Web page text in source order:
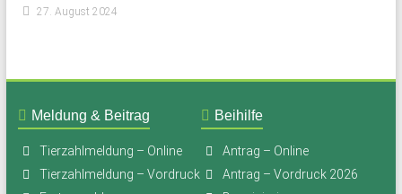
27. August 2024
Meldung & Beitrag
Tierzahlmeldung – Online
Tierzahlmeldung – Vordruck
Beihilfe
Antrag – Online
Antrag – Vordruck 2026